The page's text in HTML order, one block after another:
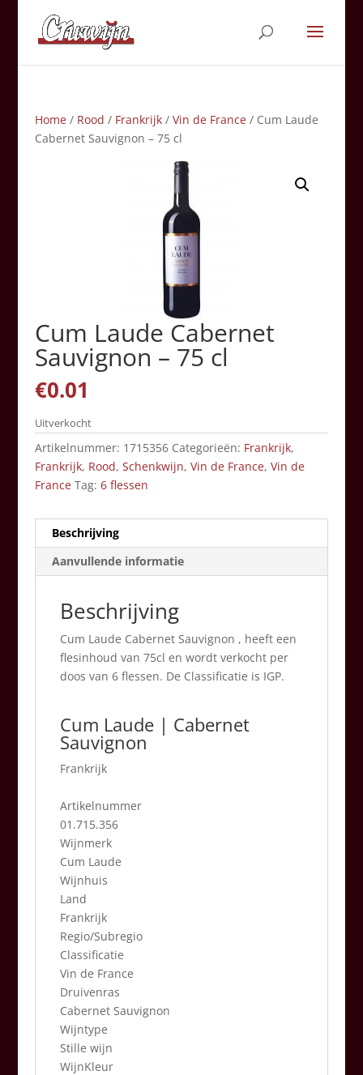
Home/ Rood / Frankrijk/ Vin de France/ Cum Laude
Cabernet Sauvignon – 75 cl
Cum Laude Cabernet
Sauvignon – 75 cl
€0.01
Uitverkocht
Artikelnummer: 1715356 Categorieën: Frankrijk,
Frankrijk, Rood, Schenkwijn, Vin de France, Vin de
France Tag: 6 flessen
Beschrijving
Aanvullende informatie
Beschrijving
Cum Laude Cabernet Sauvignon , heeft een
flesinhoud van 75cl en wordt verkocht per
doos van 6 flessen. De Classificatie is IGP.
Cum Laude | Cabernet
Sauvignon
Frankrijk
Artikelnummer
01.715.356
Wijnmerk
Cum Laude
Wijnhuis
Land
Frankrijk
Regio/Subregio
Classificatie
Vin de France
Druivenras
Cabernet Sauvignon
Wijntype
Stille wijn
WijnKleur